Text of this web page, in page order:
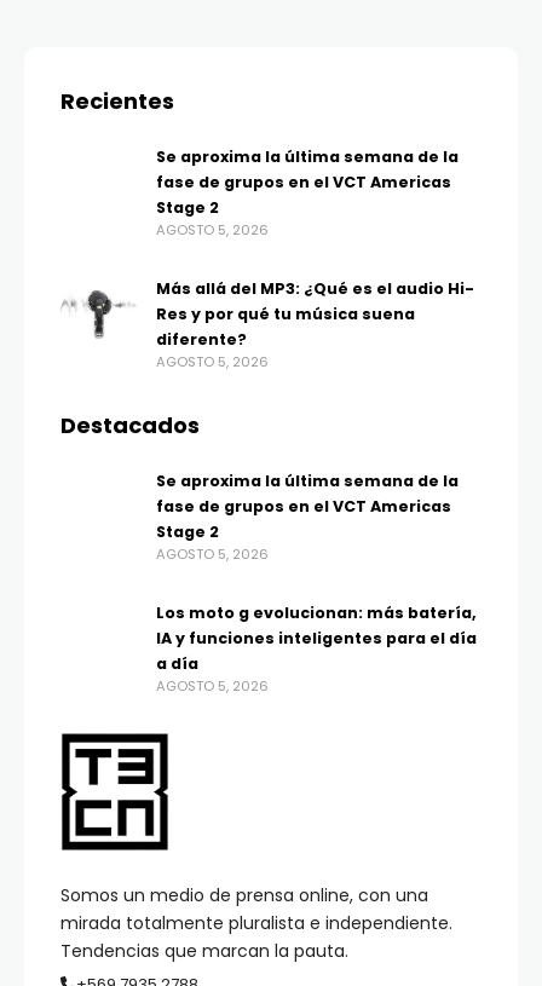
Somos un medio de prensa online, con una
mirada totalmente pluralista e independiente.
Tendencias que marcan la pauta.
Recientes
Se aproxima la última semana de la
fase de grupos en el VCT Americas
Stage 2
AGOSTO 5, 2026
Más allá del MP3: ¿Qué es el audio Hi-
Res y por qué tu música suena
diferente?
AGOSTO 5, 2026
Destacados
Se aproxima la última semana de la
fase de grupos en el VCT Americas
Stage 2
AGOSTO 5, 2026
Los moto g evolucionan: más batería,
IA y funciones inteligentes para el día
a día
AGOSTO 5, 2026